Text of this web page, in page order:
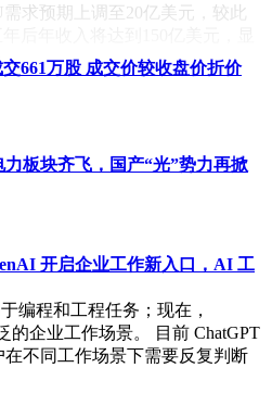
需求预期上调至20亿美元，较此
。
661万股 成交价较收盘价折价
板块齐飞，国产“光”势力再掀
开启企业工作新入口，AI 工
编程和工程任务；现在，
的企业工作场景。 目前 ChatGPT
在不同工作场景下需要反复判断